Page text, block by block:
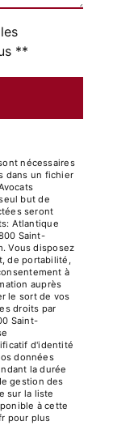
**
nécessaires
dans un fichier
but de
seront
Atlantique
Saint-
Vous disposez
de portabilité,
à
auprès
le sort de vos
droits par
Saint-
d'identité
données
la durée
gestion des
sur la liste
à cette
pour plus